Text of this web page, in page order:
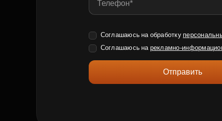
Соглашаюсь на обработку
Соглашаюсь на рекламно-
Отправить